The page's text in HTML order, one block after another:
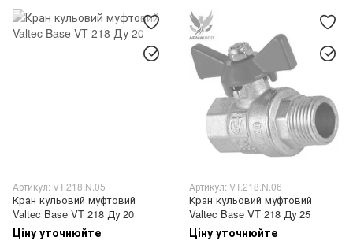
Артикул: VT.218.N.05
Кран кульовий муфтовий
Valtec Base VT 218 Ду 20
Ціну уточнюйте
Артикул: VT.218.N.06
Кран кульовий муфтовий
Valtec Base VT 218 Ду 25
Ціну уточнюйте